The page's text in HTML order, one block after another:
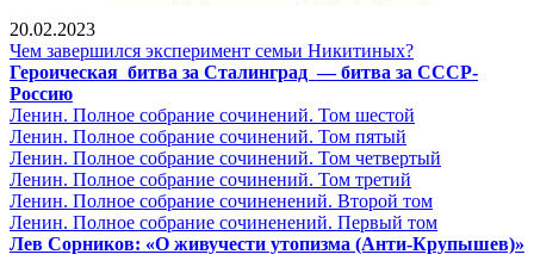
20.02.2023
Чем завершился эксперимент семьи Никитиных?Чем
завершился
семьи
Героическая битва за Сталинград — битва за СССР-
РоссиюГероическая
битва
за
Сталинград
—
битва
за
СССР-
Ленин. Полное собрание сочинений. Том шестой
собрание
Том
шестой
Ленин. Полное собрание сочинений. Том пятый
Полное
собрание
сочинений.
Том
пятый
Ленин. Полное собрание сочинений. Том четвертый
Том
Ленин. Полное собрание сочинений. Том третий
Полное
собрание
сочинений.
Ленин. Полное собрание сочиненений. Второй томЛенин.
Полное
собрание
Ленин. Полное собрание сочиненений. Первый томЛенин.
Полное
Лев Сорников: «О живучести утопизма (Анти-Крупышев)»